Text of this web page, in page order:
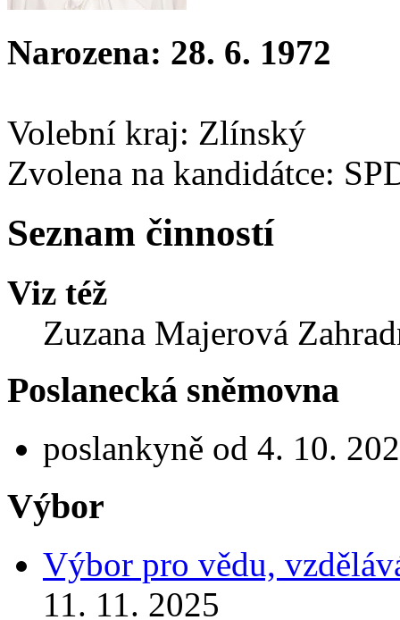
Narozena: 28. 6. 1972
Volební kraj: Zlínský
Zvolena na kandidátce:
Seznam činností
Viz též
Zuzana Majerová
Poslanecká sněmovna
poslankyně od 4. 10.
Výbor
Výbor pro vědu,
11. 11. 2025